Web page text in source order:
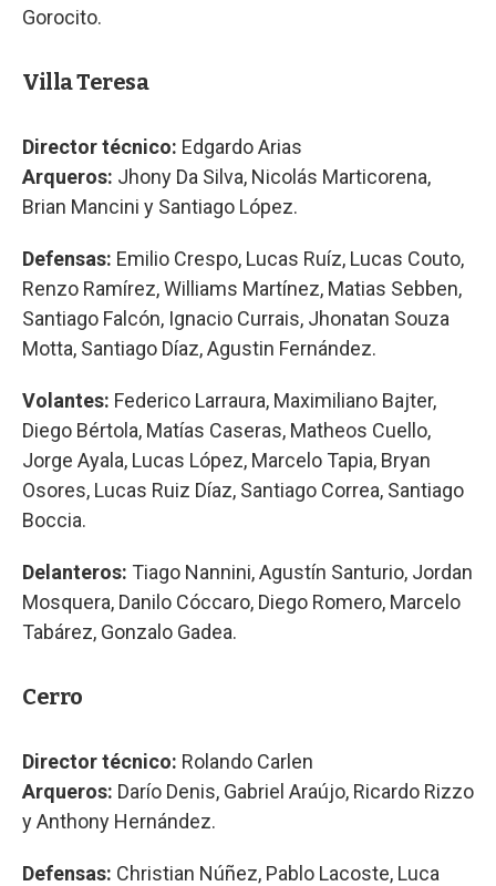
Gorocito.
Villa Teresa
Director técnico: Edgardo Arias
Arqueros: Jhony Da Silva, Nicolás Marticorena,
Brian Mancini y Santiago López.
Defensas: Emilio Crespo, Lucas Ruíz, Lucas Couto,
Renzo Ramírez, Williams Martínez, Matias Sebben,
Santiago Falcón, Ignacio Currais, Jhonatan Souza
Motta, Santiago Díaz, Agustin Fernández.
Volantes: Federico Larraura, Maximiliano Bajter,
Diego Bértola, Matías Caseras, Matheos Cuello,
Jorge Ayala, Lucas López, Marcelo Tapia, Bryan
Osores, Lucas Ruiz Díaz, Santiago Correa, Santiago
Boccia.
Delanteros: Tiago Nannini, Agustín Santurio, Jordan
Mosquera, Danilo Cóccaro, Diego Romero, Marcelo
Tabárez, Gonzalo Gadea.
Cerro
Director técnico: Rolando Carlen
Arqueros: Darío Denis, Gabriel Araújo, Ricardo Rizzo
y Anthony Hernández.
Defensas: Christian Núñez, Pablo Lacoste, Luca